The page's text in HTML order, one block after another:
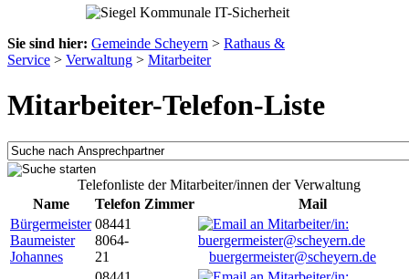
Sie sind hier: Gemeinde Scheyern > Rathaus &
Service > Verwaltung > Mitarbeiter
Mitarbeiter-Telefon-Liste
Telefonliste der Mitarbeiter/innen der Verwaltung
Name
Telefon Zimmer
Mail
Bürgermeister
Baumeister
Johannes
08441
8064-
21
buergermeister@scheyern.de